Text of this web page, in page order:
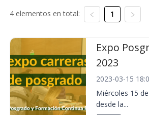
4 elementos en total: 1
Expo
2023
2023-03-15
Miércoles 15
desde la...